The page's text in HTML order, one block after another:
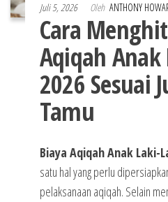
Juli 5, 2026 Oleh ANTHONY
Cara
Aqiqah Anak
2026 Sesuai
Tamu
Biaya Aqiqah Anak Laki-
satu hal yang perlu
pelaksanaan aqiqah. Selain